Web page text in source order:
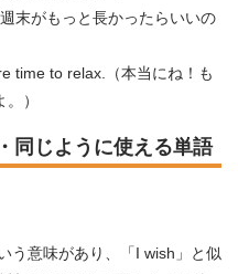
末がもっと長かったらいいの
time to relax.（本当にね！も
）
同じように使える単語
う意味があり、「I wish」と似